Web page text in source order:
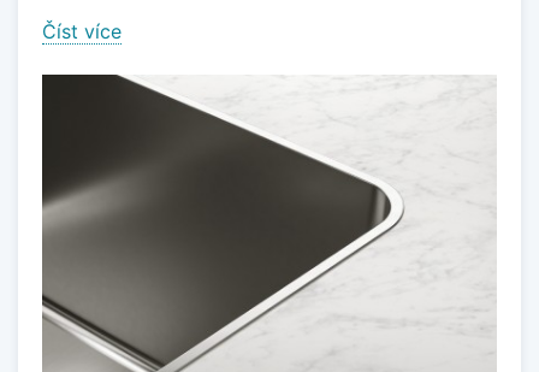
Číst více